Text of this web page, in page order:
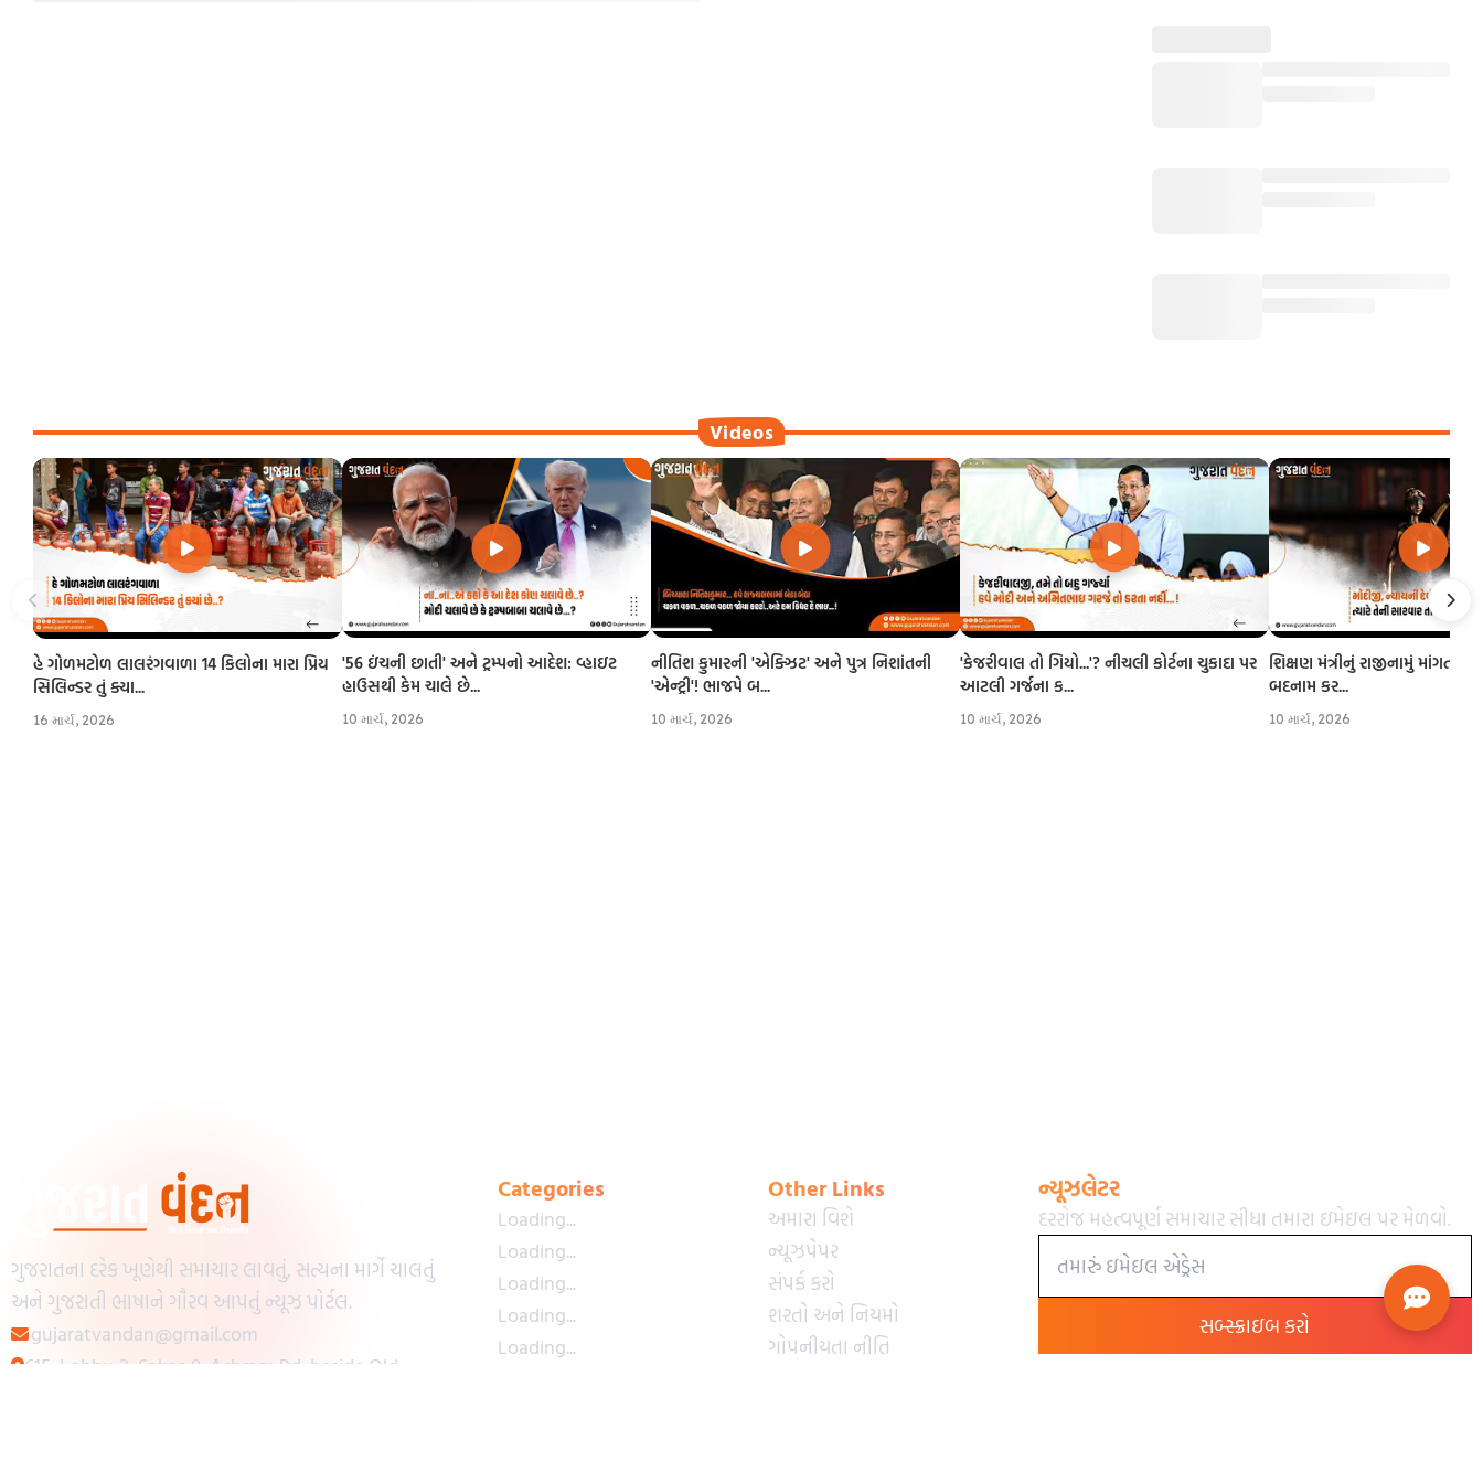
Videos
હે ગોળમટોળ લાલરંગવાળા 14 કિલોના મારા પ્રિય
સિલિન્ડર તું ક્યા...
16 માર્ચ, 2026
'56 ઇંચની છાતી' અને ટ્રમ્પનો આદેશ: વ્હાઇટ
હાઉસથી કેમ ચાલે છે...
10 માર્ચ, 2026
નીતિશ કુમારની 'એક્ઝિટ' અને પુત્ર નિશાંતની
'એન્ટ્રી'! ભાજપે બ...
10 માર્ચ, 2026
'કેજરીવાલ તો ગિયો...'? નીચલી કોર્ટના ચુકાદા પર
આટલી ગર્જના ક...
10 માર્ચ, 2026
શિક્ષણ મંત્રીનું રાજીનામું માંગતા
બદનામ કર...
10 માર્ચ, 2026
ગુજરાતના દરેક ખૂણેથી સમાચાર લાવતું, સત્યના માર્ગે ચાલતું
અને ગુજરાતી ભાષાને ગૌરવ આપતું ન્યૂઝ પોર્ટલ.
gujaratvandan@gmail.com
615, Lobby-2, Sakar-9, Ashram Rd, beside Old
Categories
Loading...
Loading...
Loading...
Loading...
Loading...
Other Links
અમારા વિશે
ન્યૂઝપેપર
સંપર્ક કરો
શરતો અને નિયમો
ગોપનીયતા નીતિ
ન્યૂઝલેટર
દરરોજ મહત્વપૂર્ણ સમાચાર સીધા તમારા ઇમેઇલ પર મેળવો.
સબ્સ્ક્રાઇબ કરો